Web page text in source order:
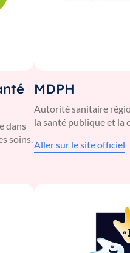
dans
soins.
MDPH
Autorité sanitaire
la santé publique et la
Aller sur le site officiel